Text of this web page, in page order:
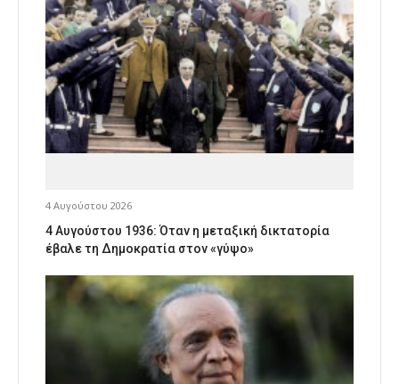
4 Αυγούστου 2026
4 Αυγούστου 1936: Όταν η μεταξική δικτατορία
έβαλε τη Δημοκρατία στον «γύψο»